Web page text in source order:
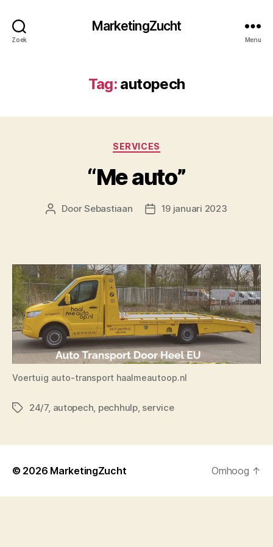
Zoek
MarketingZucht
Menu
Tag: autopech
Categorieën
SERVICES
“Me auto”
Berichtauteur
DoorSebastiaan Berichtdatum
19 januari 2023
Voertuig auto-transport haalmeautoop.nl
Tags24/7, autopech pechhulp, service
© 2026 MarketingZucht Omhoog ↑